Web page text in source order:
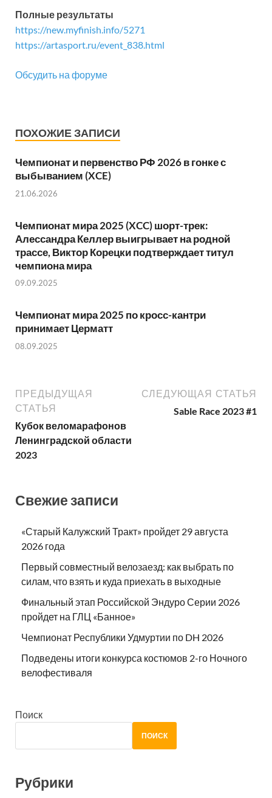
Полные результаты
https://new.myfinish.info/5271
https://artasport.ru/event_838.html
Обсудить на форуме
ПОХОЖИЕ ЗАПИСИ
Чемпионат и первенство РФ 2026 в гонке с
выбыванием (XCE)
21.06.2026
Чемпионат мира 2025 (XCC) шорт-трек:
Алессандра Келлер выигрывает на родной
трассе, Виктор Корецки подтверждает титул
чемпиона мира
09.09.2025
Чемпионат мира 2025 по кросс-кантри
принимает Церматт
08.09.2025
ПРЕДЫДУЩАЯ
СТАТЬЯ
Кубок веломарафонов
Ленинградской области
2023
СЛЕДУЮЩАЯ СТАТЬЯ
Sable Race 2023 #1
Свежие записи
«Старый Калужский Тракт» пройдет 29 августа
2026 года
Первый совместный велозаезд: как выбрать по
силам, что взять и куда приехать в выходные
Финальный этап Российской Эндуро Серии 2026
пройдет на ГЛЦ «Банное»
Чемпионат Республики Удмуртии по DH 2026
Подведены итоги конкурса костюмов 2-го Ночного
велофестиваля
Поиск
ПОИСК
Рубрики